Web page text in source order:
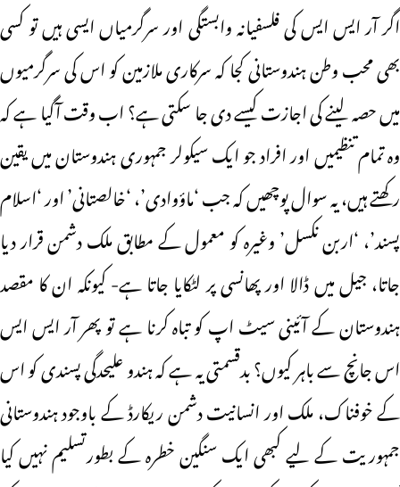
اگر آر ایس ایس کی فلسفیانہ وابستگی اور سرگرمیاں ایسی ہیں تو کسی
بھی محب وطن ہندوستانی کجا کہ سرکاری ملازمین کو اس کی سرگرمیوں
میں حصہ لینے کی اجازت کیسے دی جا سکتی ہے؟ اب وقت آگیا ہے کہ
وہ تمام تنظیمیں اور افراد جو ایک سیکولر جمہوری ہندوستان میں یقین
رکھتے ہیں، یہ سوال پوچھیں کہ جب ‘ماؤوادی’، ‘خالصتانی’ اور ‘اسلام
پسند’، ‘اربن نکسل’ وغیرہ کو معمول کے مطابق ملک دشمن قرار دیا
جاتا، جیل میں ڈالا اور پھانسی پر لٹکایا جاتا ہے- کیونکہ ان کا مقصد
ہندوستان کے آئینی سیٹ اپ کو تباہ کرنا ہے تو پھر آر ایس ایس
اس جانچ سے باہر کیوں؟ بدقسمتی یہ ہے کہ ہندو علیحدگی پسندی کو اس
کے خوفناک، ملک اور انسانیت دشمن ریکارڈ کے باوجود ہندوستانی
جمہوریت کے لیے کبھی ایک سنگین خطرہ کے بطورتسلیم نہیں کیا